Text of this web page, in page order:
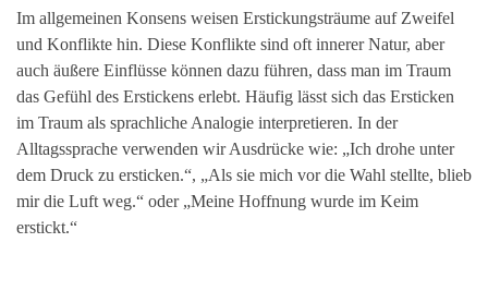
Im allgemeinen Konsens weisen Erstickungsträume auf Zweifel
und Konflikte hin. Diese Konflikte sind oft innerer Natur, aber
auch äußere Einflüsse können dazu führen, dass man im Traum
das Gefühl des Erstickens erlebt. Häufig lässt sich das Ersticken
im Traum als sprachliche Analogie interpretieren. In der
Alltagssprache verwenden wir Ausdrücke wie: „Ich drohe unter
dem Druck zu ersticken.“, „Als sie mich vor die Wahl stellte, blieb
mir die Luft weg.“ oder „Meine Hoffnung wurde im Keim
erstickt.“